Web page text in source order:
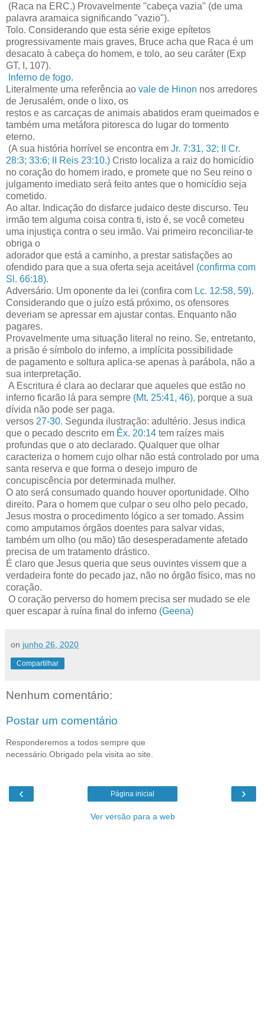
(Raca na ERC.) Provavelmente "cabeça vazia" (de uma
palavra aramaica significando "vazio").
Tolo. Considerando que esta série exige epítetos
progressivamente mais graves, Bruce acha que Raca é um
desacato à cabeça do homem, e tolo, ao seu caráter (Exp
GT, I, 107).
Inferno de fogo.
Literalmente uma referência ao vale de Hinon nos arredores
de Jerusalém, onde o lixo, os
restos e as carcaças de animais abatidos eram queimados e
também uma metáfora pitoresca do lugar do tormento
eterno.
(A sua história horrível se encontra em Jr. 7:31, 32; II Cr.
28:3; 33:6; lI Reis 23:10.) Cristo localiza a raiz do homicídio
no coração do homem irado, e promete que no Seu reino o
julgamento imediato será feito antes que o homicídio seja
cometido.
Ao altar. Indicação do disfarce judaico deste discurso. Teu
irmão tem alguma coisa contra ti, isto é, se você cometeu
uma injustiça contra o seu irmão. Vai primeiro reconciliar-te
obriga o
adorador que está a caminho, a prestar satisfações ao
ofendido para que a sua oferta seja aceitável (confirma com
Sl. 66:18).
Adversário. Um oponente da lei (confira com Lc. 12:58, 59).
Considerando que o juízo está próximo, os ofensores
deveriam se apressar em ajustar contas. Enquanto não
pagares.
Provavelmente uma situação literal no reino. Se, entretanto,
a prisão é símbolo do inferno, a implícita possibilidade
de pagamento e soltura aplica-se apenas à parábola, não a
sua interpretação.
A Escritura é clara ao declarar que aqueles que estão no
inferno ficarão lá para sempre (Mt. 25:41, 46), porque a sua
dívida não pode ser paga.
versos 27-30. Segunda ilustração: adultério. Jesus indica
que o pecado descrito em Êx. 20:14 tem raízes mais
profundas que o ato declarado. Qualquer que olhar
caracteriza o homem cujo olhar não está controlado por uma
santa reserva e que forma o desejo impuro de
concupiscência por determinada mulher.
O ato será consumado quando houver oportunidade. Olho
direito. Para o homem que culpar o seu olho pelo pecado,
Jesus mostra o procedimento lógico a ser tomado. Assim
como amputamos órgãos doentes para salvar vidas,
também um olho (ou mão) tão desesperadamente afetado
precisa de um tratamento drástico.
É claro que Jesus queria que seus ouvintes vissem que a
verdadeira fonte do pecado jaz, não no órgão físico, mas no
coração.
O coração perverso do homem precisa ser mudado se ele
quer escapar à ruína final do inferno (Geena)
on junho 26, 2020
Compartilhar
Nenhum comentário:
Postar um comentário
Responderemos a todos sempre que
necessário.Obrigado pela visita ao site.
‹ ›
Página inicial
Ver versão para a web